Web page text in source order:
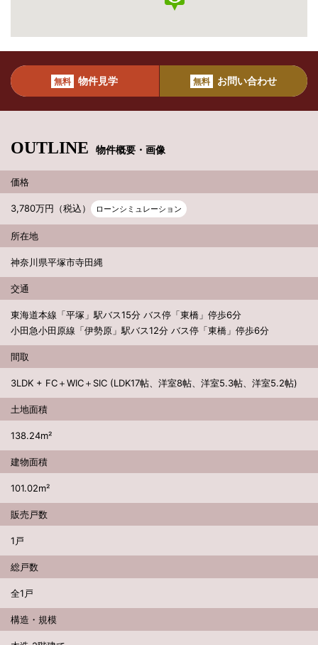
無料 物件見学 無料 お問い合わせ
OUTLINE 物件概要・画像
価格
3,780万円（税込） ローンシミュレーション
所在地
神奈川県平塚市寺田縄
交通
東海道本線「平塚」駅バス15分 バス停「東橋」停歩6分
小田急小田原線「伊勢原」駅バス12分 バス停「東橋」停歩6分
間取
3LDK + FC＋WIC＋SIC (LDK17帖、洋室8帖、洋室5.3帖、洋室5.2帖)
土地面積
138.24m²
建物面積
101.02m²
販売戸数
1戸
総戸数
全1戸
構造・規模